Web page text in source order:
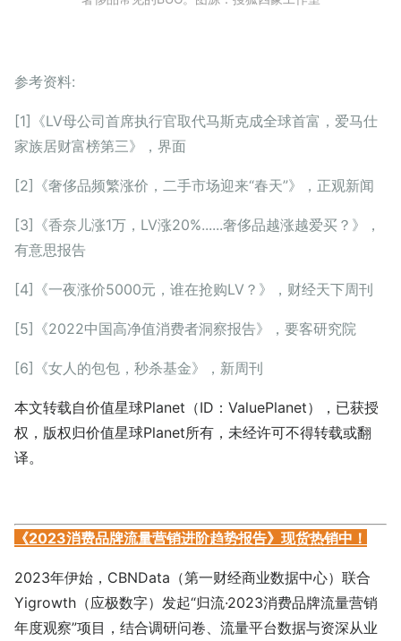
参考资料:
[1]《LV母公司首席执行官取代马斯克成全球首富，爱马仕
家族居财富榜第三》，界面
[2]《奢侈品频繁涨价，二手市场迎来“春天”》，正观新闻
[3]《香奈儿涨1万，LV涨20%......奢侈品越涨越爱买？》，
有意思报告
[4]《一夜涨价5000元，谁在抢购LV？》，财经天下周刊
[5]《2022中国高净值消费者洞察报告》，要客研究院
[6]《女人的包包，秒杀基金》，新周刊
本文转载自价值星球Planet（ID：ValuePlanet），已获授
权，版权归价值星球Planet所有，未经许可不得转载或翻
译。
《2023消费品牌流量营销进阶趋势报告》现货热销中！
2023年伊始，CBNData（第一财经商业数据中心）联合
Yigrowth（应极数字）发起“归流·2023消费品牌流量营销
年度观察”项目，结合调研问卷、流量平台数据与资深从业